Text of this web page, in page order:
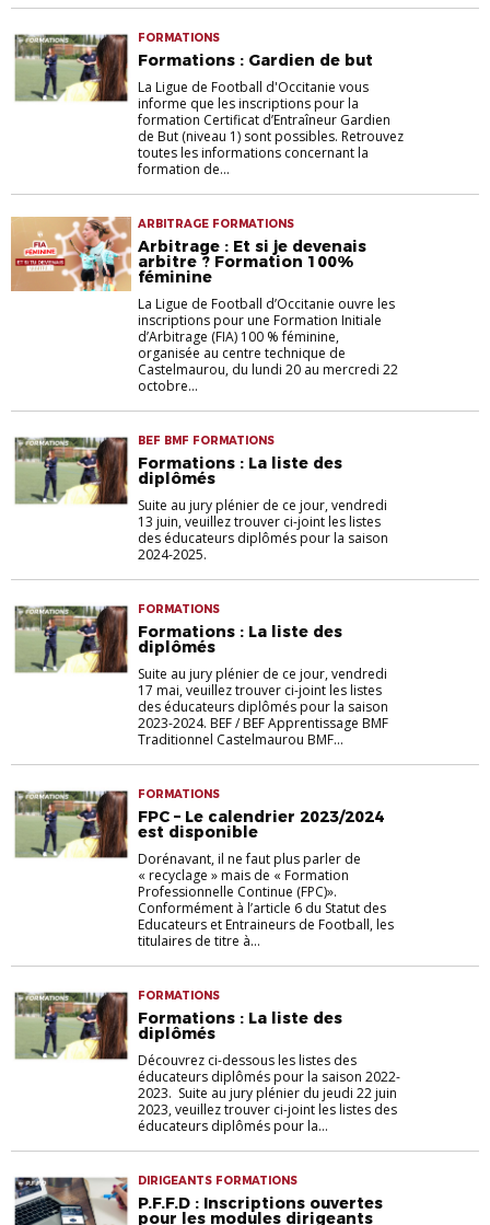
FORMATIONS
Formations : Gardien de but
La Ligue de Football d'Occitanie vous
informe que les inscriptions pour la
formation Certificat d’Entraîneur Gardien
de But (niveau 1) sont possibles. Retrouvez
toutes les informations concernant la
formation de...
ARBITRAGE FORMATIONS
Arbitrage : Et si je devenais
arbitre ? Formation 100%
féminine
La Ligue de Football d’Occitanie ouvre les
inscriptions pour une Formation Initiale
d’Arbitrage (FIA) 100 % féminine,
organisée au centre technique de
Castelmaurou, du lundi 20 au mercredi 22
octobre...
BEF BMF FORMATIONS
Formations : La liste des
diplômés
Suite au jury plénier de ce jour, vendredi
13 juin, veuillez trouver ci-joint les listes
des éducateurs diplômés pour la saison
2024-2025.
FORMATIONS
Formations : La liste des
diplômés
Suite au jury plénier de ce jour, vendredi
17 mai, veuillez trouver ci-joint les listes
des éducateurs diplômés pour la saison
2023-2024. BEF / BEF Apprentissage BMF
Traditionnel Castelmaurou BMF...
FORMATIONS
FPC – Le calendrier 2023/2024
est disponible
Dorénavant, il ne faut plus parler de
« recyclage » mais de « Formation
Professionnelle Continue (FPC)».
Conformément à l’article 6 du Statut des
Educateurs et Entraineurs de Football, les
titulaires de titre à...
FORMATIONS
Formations : La liste des
diplômés
Découvrez ci-dessous les listes des
éducateurs diplômés pour la saison 2022-
2023. Suite au jury plénier du jeudi 22 juin
2023, veuillez trouver ci-joint les listes des
éducateurs diplômés pour la...
DIRIGEANTS FORMATIONS
P.F.F.D : Inscriptions ouvertes
pour les modules dirigeants